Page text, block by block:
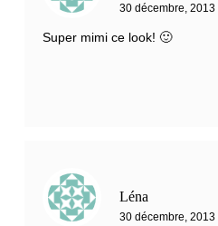
30 décembre, 2013
Super mimi ce look! 🙂
Léna
30 décembre, 2013